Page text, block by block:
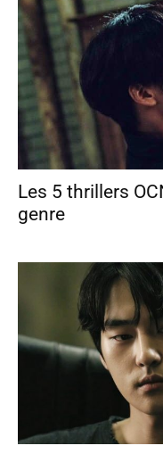
Les 5 thrillers
genre